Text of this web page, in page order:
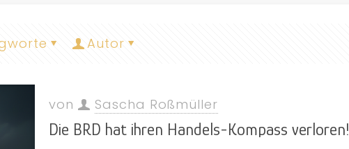
Autor
von Sascha Roßmüller
Die BRD hat ihren Handels-Kompass verloren!